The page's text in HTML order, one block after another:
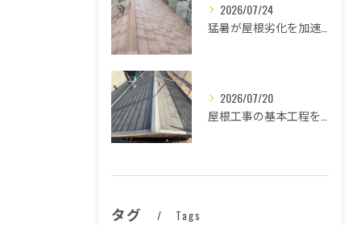
2026/07/24
2026/07/20
タグ Tags